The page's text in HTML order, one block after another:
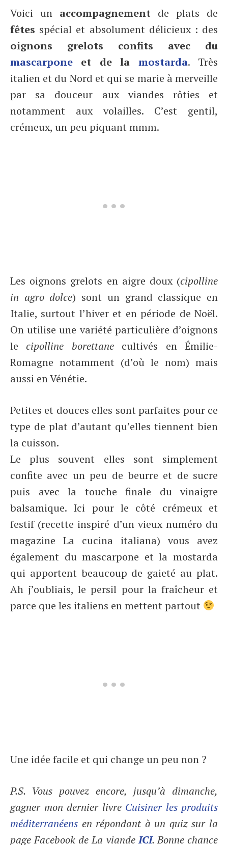
Voici un accompagnement de plats de
fêtes spécial et absolument délicieux : des
oignons grelots confits avec du
mascarpone et de la mostarda. Très
italien et du Nord et qui se marie à merveille
par sa douceur aux viandes rôties et
notamment aux volailles. C’est gentil,
crémeux, un peu piquant mmm.
Les oignons grelots en aigre doux (cipolline
in agro dolce) sont un grand classique en
Italie, surtout l’hiver et en période de Noël.
On utilise une variété particulière d’oignons
lecipolline borettane cultivés en Émilie-
Romagne notamment (d’où le nom) mais
aussi en Vénétie.
Petites et douces elles sont parfaites pour ce
type de plat d’autant qu’elles tiennent bien
la cuisson.
Le plus souvent elles sont simplement
confite avec un peu de beurre et de sucre
puis avec la touche finale du vinaigre
balsamique. Ici pour le côté crémeux et
festif (recette inspiré d’un vieux numéro du
magazine La cucina italiana) vous avez
également du mascarpone et la mostarda
qui apportent beaucoup de gaieté au plat.
Ah j’oubliais, le persil pour la fraîcheur et
parce que les italiens en mettent partout
Une idée facile et qui change un peu non ?
P.S. Vous pouvez encore, jusqu’à dimanche,
gagner mon dernier livre Cuisiner les produits
méditerranéens en répondant à un quiz sur la
page Facebook de La viandeICI. Bonne chance